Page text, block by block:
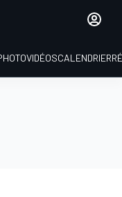
VIDÉOSCALENDRIER